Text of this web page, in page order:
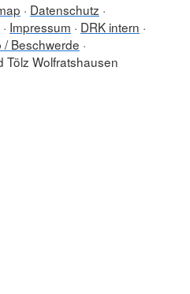
Datenschutz
Impressum
DRK intern
/ Beschwerde
Wolfratshausen